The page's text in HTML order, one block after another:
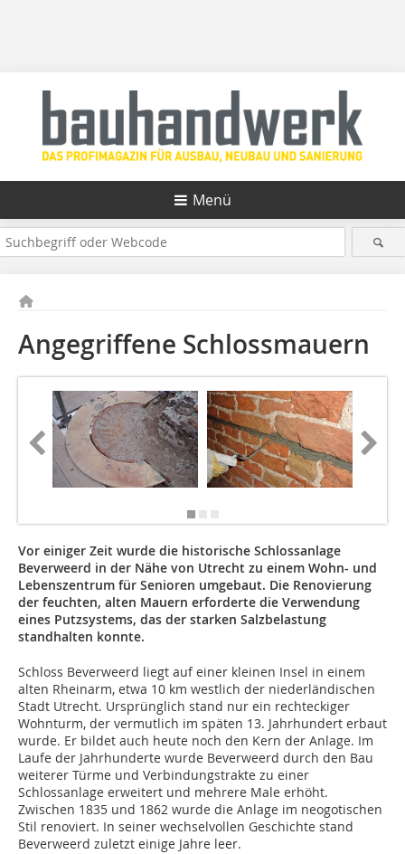
Menü
Angegriffene Schlossmauern
Vor einiger Zeit wurde die historische Schlossanlage
Beverweerd in der Nähe von Utrecht zu einem Wohn- und
Lebenszentrum für Senioren umgebaut. Die Renovierung
der feuchten, alten Mauern erforderte die Verwendung
eines Putzsystems, das der starken Salzbelastung
standhalten konnte.
Schloss Beverweerd liegt auf einer kleinen Insel in einem
alten Rheinarm, etwa 10 km westlich der niederländischen
Stadt Utrecht. Ursprünglich stand nur ein rechteckiger
Wohnturm, der vermutlich im späten 13. Jahrhundert erbaut
wurde. Er bildet auch heute noch den Kern der Anlage. Im
Laufe der Jahrhunderte wurde Beverweerd durch den Bau
weiterer Türme und Verbindungstrakte zu einer
Schlossanlage erweitert und mehrere Male erhöht.
Zwischen 1835 und 1862 wurde die Anlage im neogotischen
Stil renoviert. In seiner wechselvollen Geschichte stand
Beverweerd zuletzt einige Jahre leer.